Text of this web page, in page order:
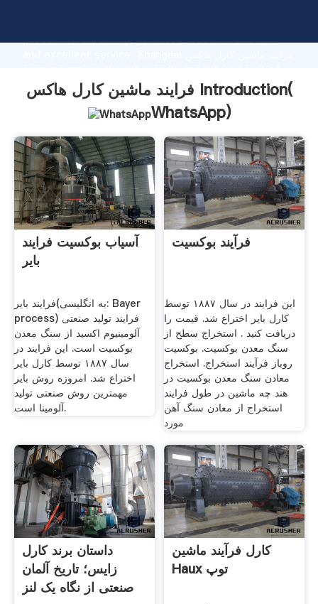
production capability, advanced research strength
customers.
فرایند ماشین کارل هاکس Introduction(
WhatsApp)
آسیاب بوکسیت فرایند
بایر
فرایند بایر(به انگلیسی: Bayer
process) فرایند تولید صنعتی
آلومینیوم اکسید از سنگ معدن
بوکسیت است. این فرایند در
سال ۱۸۸۷ توسط کارل بایر
اختراع شد. امروزه روش بایر
مهمترین روش صنعتی تولید
آلومینا است.
فرآیند بوکسیت
این فرایند در سال ۱۸۸۷ توسط
کارل بایر اختراع شد. قیمت را
دریافت کنید . استخراج سطح از
سنگ معدن بوکسیت. بوکسیت
روباز فرآیند استخراج. استخراج
معادن سنگ معدن بوکسیت در
هند چه ماشین در طول فرایند
استخراج از معادن سنگ آهن
مورد
داستان برند کارل
زایس؛ تاریخ آلمان
صنعتی از نگاه یک لنز
کارل فرآیند ماشین
Haux توپ